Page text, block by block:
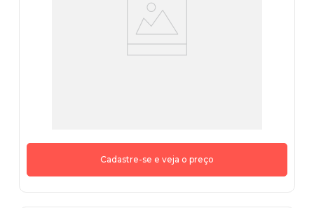
Cadastre-se e veja o preço